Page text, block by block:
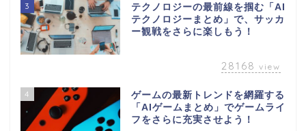
3
テクノロジーの最前線を掴む「AI
テクノロジーまとめ」で、サッカ
ー観戦をさらに楽しもう！
28168 view
4
ゲームの最新トレンドを網羅する
「AIゲームまとめ」でゲームライ
フをさらに充実させよう！